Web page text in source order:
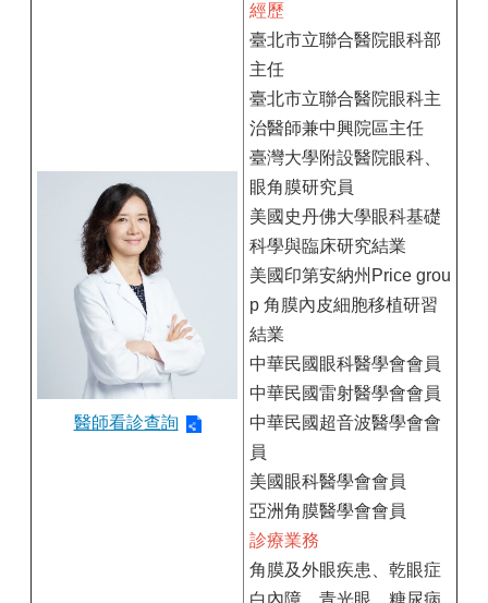
醫師看診查詢
經歷
臺北市立聯合醫院眼科部
主任
臺北市立聯合醫院眼科主
治醫師兼中興院區主任
臺灣大學附設醫院眼科、
眼角膜研究員
美國史丹佛大學眼科基礎
科學與臨床研究結業
美國印第安納州Price grou
p 角膜內皮細胞移植研習
結業
中華民國眼科醫學會會員
中華民國雷射醫學會會員
中華民國超音波醫學會會
員
美國眼科醫學會會員
亞洲角膜醫學會會員
診療業務
角膜及外眼疾患、乾眼症
白內障、青光眼、糖尿病